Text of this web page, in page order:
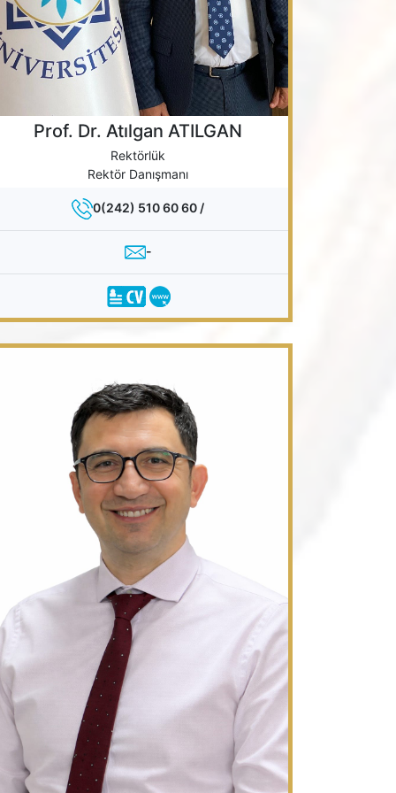
Prof. Dr. Atılgan ATILGAN
Rektörlük
Rektör Danışmanı
0(242) 510 60 60 /
-